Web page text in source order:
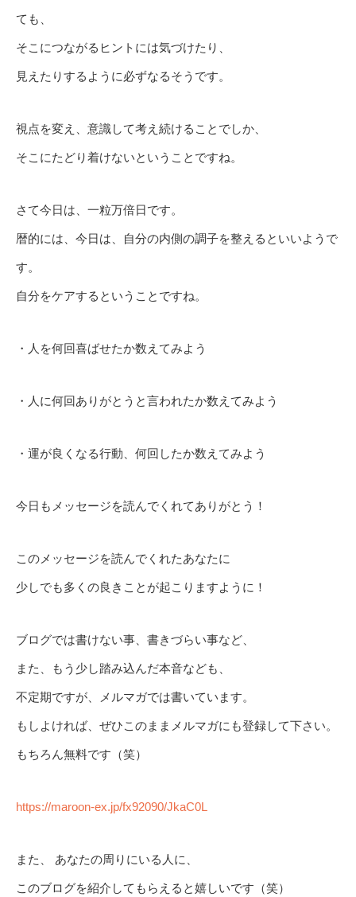
ても、
そこにつながるヒントには気づけたり、
見えたりするように必ずなるそうです。
視点を変え、意識して考え続けることでしか、
そこにたどり着けないということですね。
さて今日は、一粒万倍日です。
暦的には、今日は、自分の内側の調子を整えるといいようで
す。
自分をケアするということですね。
・人を何回喜ばせたか数えてみよう
・人に何回ありがとうと言われたか数えてみよう
・運が良くなる行動、何回したか数えてみよう
今日もメッセージを読んでくれてありがとう！
このメッセージを読んでくれたあなたに
少しでも多くの良きことが起こりますように！
ブログでは書けない事、書きづらい事など、
また、もう少し踏み込んだ本音なども、
不定期ですが、メルマガでは書いています。
もしよければ、ぜひこのままメルマガにも登録して下さい。
もちろん無料です（笑）
https://maroon-ex.jp/fx92090/JkaC0L
また、 あなたの周りにいる人に、
このブログを紹介してもらえると嬉しいです（笑）